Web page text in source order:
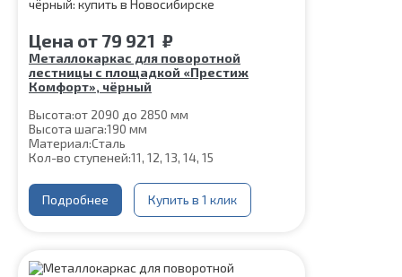
Цена от 79 921 ₽
Металлокаркас для поворотной
лестницы с площадкой «Престиж
Комфорт», чёрный
Высота:от 2090 до 2850 мм
Высота шага:190 мм
Материал:Сталь
Кол-во ступеней:11, 12, 13, 14, 15
Подробнее Купить в 1 клик